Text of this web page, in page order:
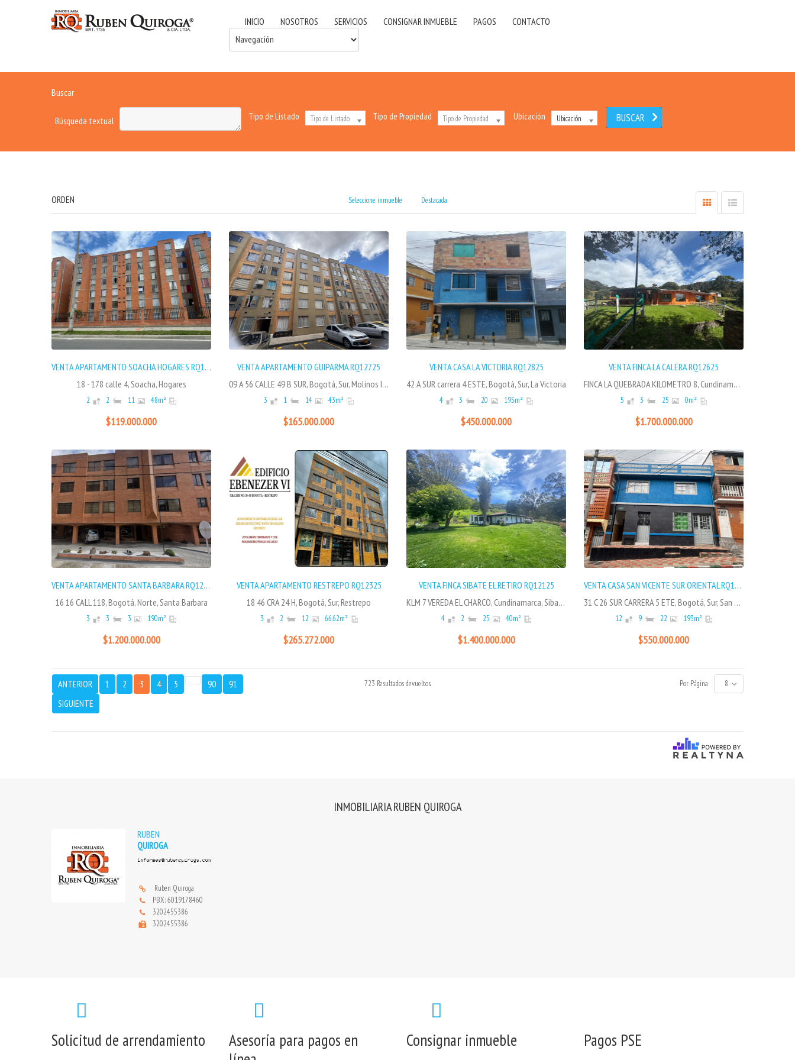
INICIO NOSOTROS SERVICIOS CONSIGNAR INMUEBLE PAGOS CONTACTO
Buscar
Búsqueda textual Tipo de Listado Tipo de Listado Tipo de Propiedad Tipo de Propiedad Ubicación Ubicación
ORDEN Seleccione inmueble Destacada
Ver
VENTA APARTAMENTO SOACHA HOGARES RQ13525
18 - 178 calle 4, Soacha, Hogares
2 2 11 48m²
$119.000.000
Ver
VENTA APARTAMENTO GUIPARMA RQ12725
09 A 56 CALLE 49 B SUR, Bogotá, Sur, Molinos II Sector
3 1 14 43m²
$165.000.000
Ver
VENTA CASA LA VICTORIA RQ12825
42 A SUR carrera 4 ESTE, Bogotá, Sur, La Victoria
4 3 20 195m²
$450.000.000
Ver
VENTA FINCA LA CALERA RQ12625
FINCA LA QUEBRADA KILOMETRO 8, Cundinamarca-La Calera, Vereda el hato, La calera
5 3 25 0m²
$1.700.000.000
Ver
VENTA APARTAMENTO SANTA BARBARA RQ12225
16 16 CALL 118, Bogotá, Norte, Santa Barbara
3 3 3 190m²
$1.200.000.000
Ver
VENTA APARTAMENTO RESTREPO RQ12325
18 46 CRA 24 H, Bogotá, Sur, Restrepo
3 2 12 66.62m²
$265.272.000
Ver
VENTA FINCA SIBATE EL RETIRO RQ12125
KLM 7 VEREDA EL CHARCO, Cundinamarca, Sibate, El Retiro
4 2 25 40m²
$1.400.000.000
Ver
VENTA CASA SAN VICENTE SUR ORIENTAL RQ11925
31 C 26 SUR CARRERA 5 ETE, Bogotá, Sur, San Vicente Sur Oriental
12 9 22 193m²
$550.000.000
ANTERIOR 1 2 3 4 5 90
91
SIGUIENTE
723 Resultados devueltos. Por Página 8
INMOBILIARIA RUBEN QUIROGA
View properties
RUBEN
QUIROGA
Ruben Quiroga
PBX: 6019178460
3202455386
3202455386
Solicitud de arrendamiento
Asesoría para pagos en
Consignar inmueble Pagos PSE